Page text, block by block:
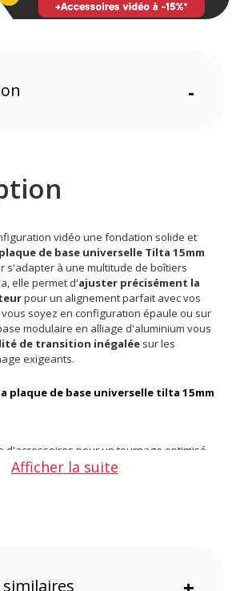
-
vidéo une fondation solide et
plaque de base universelle Tilta 15mm
s'adapter à une multitude de boîtiers
elle permet d'ajuster précisément la
pour un alignement parfait avec vos
soyez en configuration épaule ou sur
modulaire en alliage d'aluminium vous
de transition inégalée sur les
exigeants.
plaque de base universelle tilta 15mm
d'accessoires pour un tournage optimisé
vers un stabilisateur DJI Ronin
à votre écosystème matériel. En
Afficher la suite